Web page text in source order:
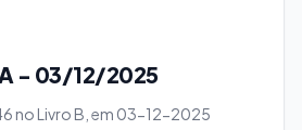
- 03/12/2025
no Livro B, em 03-12-2025